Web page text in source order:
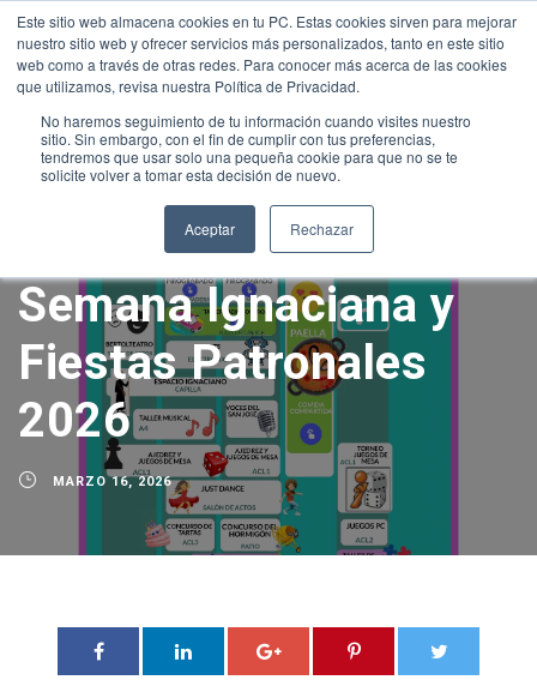
Este sitio web almacena cookies en tu PC. Estas cookies sirven para mejorar
nuestro sitio web y ofrecer servicios más personalizados, tanto en este sitio
web como a través de otras redes. Para conocer más acerca de las cookies
que utilizamos, revisa nuestra Política de Privacidad.
No haremos seguimiento de tu información cuando visites nuestro
sitio. Sin embargo, con el fin de cumplir con tus preferencias,
tendremos que usar solo una pequeña cookie para que no se te
solicite volver a tomar esta decisión de nuevo.
Aceptar Rechazar
INTRANET|ALEXIA|MOODLE|NEW INTRANET
+34 952 30 51 00
sanjose@fundacionloyola.es
Semana Ignaciana y
Fiestas Patronales
2026
MARZO 16, 2026